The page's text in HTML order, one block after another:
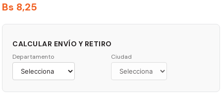
Bs 8,25
CALCULAR ENVÍO Y RETIRO
Departamento Ciudad